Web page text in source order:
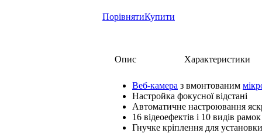
ПорівнятиКупити
Опис Характеристики
Веб-камера з вмонтованим
Настройка фокусної відстані
Автоматичне настроювання
16 відеоефектів і 10 видів рамок
Гнучке кріплення для